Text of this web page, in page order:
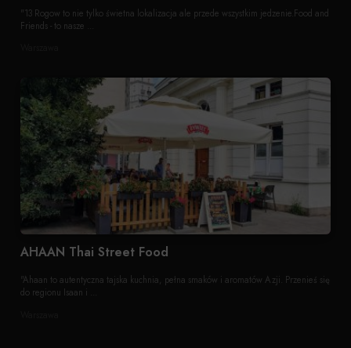
"13 Rogow to nie tylko świetna lokalizacja ale przede wszystkim jedzenie.Food and
Friends - to nasze ...
AHAAN Thai Street Food
"Ahaan to autentyczna tajska kuchnia, pełna smaków i aromatów Azji. Przenieś się
do regionu Isaan i ...